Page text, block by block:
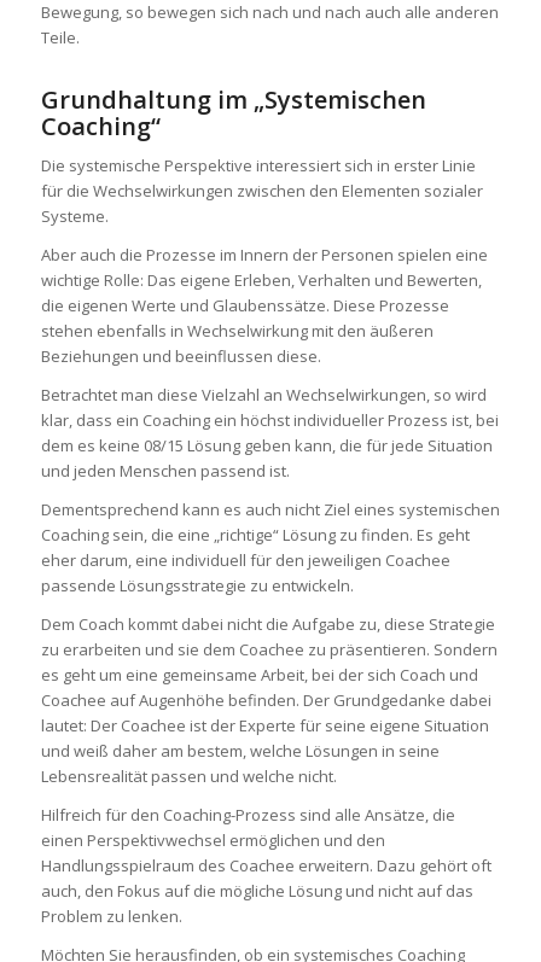
Bewegung, so bewegen sich nach und nach auch alle anderen
Teile.
Grundhaltung im „Systemischen
Coaching“
Die systemische Perspektive interessiert sich in erster Linie
für die Wechselwirkungen zwischen den Elementen sozialer
Systeme.
Aber auch die Prozesse im Innern der Personen spielen eine
wichtige Rolle: Das eigene Erleben, Verhalten und Bewerten,
die eigenen Werte und Glaubenssätze. Diese Prozesse
stehen ebenfalls in Wechselwirkung mit den äußeren
Beziehungen und beeinflussen diese.
Betrachtet man diese Vielzahl an Wechselwirkungen, so wird
klar, dass ein Coaching ein höchst individueller Prozess ist, bei
dem es keine 08/15 Lösung geben kann, die für jede Situation
und jeden Menschen passend ist.
Dementsprechend kann es auch nicht Ziel eines systemischen
Coaching sein, die eine „richtige“ Lösung zu finden. Es geht
eher darum, eine individuell für den jeweiligen Coachee
passende Lösungsstrategie zu entwickeln.
Dem Coach kommt dabei nicht die Aufgabe zu, diese Strategie
zu erarbeiten und sie dem Coachee zu präsentieren. Sondern
es geht um eine gemeinsame Arbeit, bei der sich Coach und
Coachee auf Augenhöhe befinden. Der Grundgedanke dabei
lautet: Der Coachee ist der Experte für seine eigene Situation
und weiß daher am bestem, welche Lösungen in seine
Lebensrealität passen und welche nicht.
Hilfreich für den Coaching-Prozess sind alle Ansätze, die
einen Perspektivwechsel ermöglichen und den
Handlungsspielraum des Coachee erweitern. Dazu gehört oft
auch, den Fokus auf die mögliche Lösung und nicht auf das
Problem zu lenken.
Möchten Sie herausfinden, ob ein systemisches Coaching